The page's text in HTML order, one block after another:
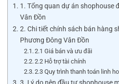
1. Tổng quan dự án shophouse
Vân Đồn
2. Chi tiết chính sách bán hàng
Phương Đông Vân Đồn
2.1 Giá bán và ưu đãi
2.2 Hỗ trợ tài chính
2.3 Quy trình thanh toán linh